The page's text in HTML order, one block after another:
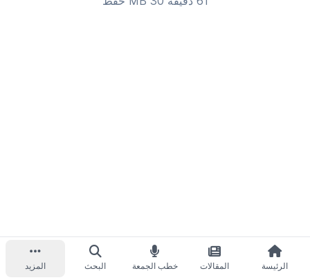
الرئيسة المقالات خطب الجمعة البحث المزيد